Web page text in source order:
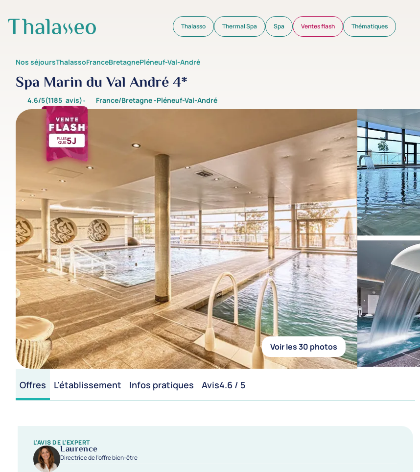
Aller au contenu principal Thalasso Thermal Spa Spa Ventes flash Thématiques
Nos séjours Thalasso France Bretagne Pléneuf-Val-André
Spa Marin du Val André 4*
4.6/5(1185 avis) France/Bretagne -Pléneuf-Val-André
PLUS
QUE5J
Voir les 30 photos
Offres L'établissement Infos pratiques Avis4.6 / 5
L'AVIS DE L'EXPERT
Laurence
Directrice de l'offre bien-être